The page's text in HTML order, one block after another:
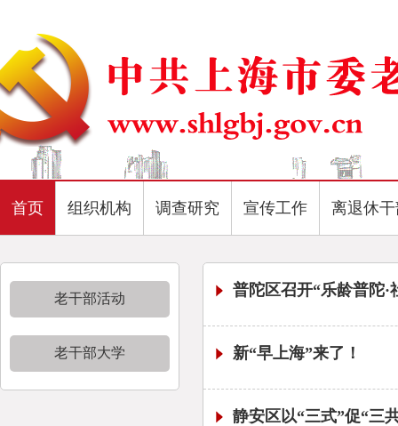
首页 组织机构 调查研究 宣传工作 离退休
老干部活动
老干部大学
普陀区召开“乐龄普陀
新“早上海”来了！
静安区以“三式”促“三